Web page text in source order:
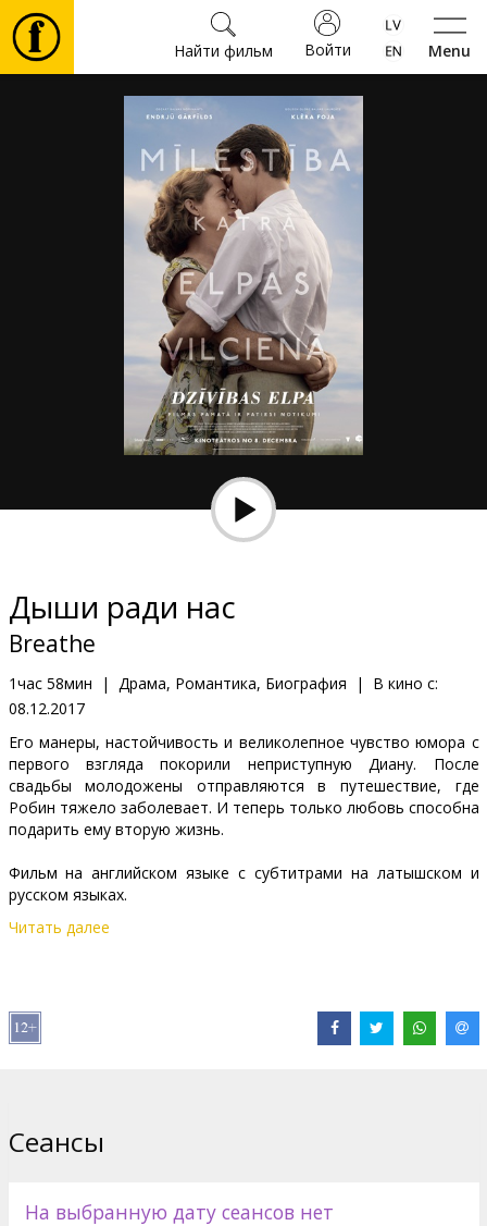
Menu
Войти
Найти фильм
Фильмы
Мероприятия
Новости
Клуб
Дыши ради нас
Breathe
1час 58мин | Драма, Романтика, Биография |
В кино с:
08.12.2017
Его манеры, настойчивость и великолепное чувство юмора с
первого взгляда покорили неприступную Диану. После
свадьбы молодожены отправляются в путешествие, где
Робин тяжело заболевает. И теперь только любовь способна
подарить ему вторую жизнь.
Фильм на английском языке с субтитрами на латышском и
русском языках.
В ролях:
Tom Hollander, Hugh
Bonneville
Читать далее
Сеансы
На выбранную дату сеансов нет